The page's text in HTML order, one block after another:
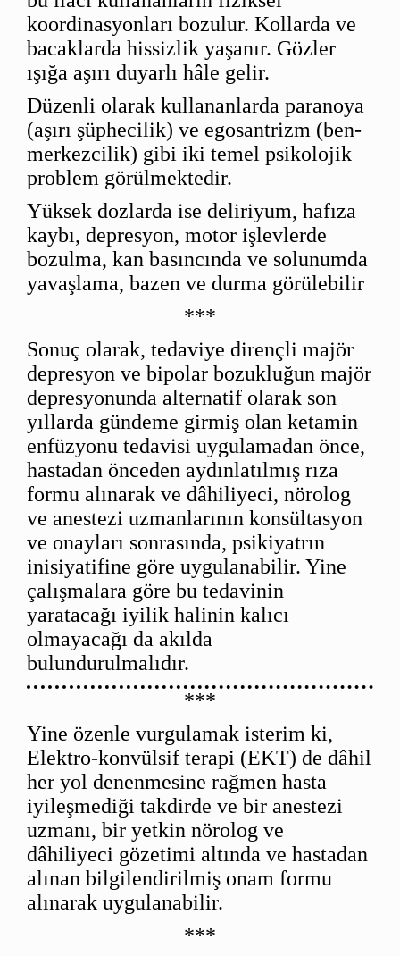
koordinasyonları bozulur. Kollarda ve
bacaklarda hissizlik yaşanır. Gözler
ışığa aşırı duyarlı hâle gelir.
Düzenli olarak kullananlarda paranoya
(aşırı şüphecilik) ve egosantrizm (ben-
merkezcilik) gibi iki temel psikolojik
problem görülmektedir.
Yüksek dozlarda ise deliriyum, hafıza
kaybı, depresyon, motor işlevlerde
bozulma, kan basıncında ve solunumda
yavaşlama, bazen ve durma görülebilir
***
Sonuç olarak, tedaviye dirençli majör
depresyon ve bipolar bozukluğun majör
depresyonunda alternatif olarak son
yıllarda gündeme girmiş olan ketamin
enfüzyonu tedavisi uygulamadan önce,
hastadan önceden aydınlatılmış rıza
formu alınarak ve dâhiliyeci, nörolog
ve anestezi uzmanlarının konsültasyon
ve onayları sonrasında, psikiyatrın
inisiyatifine göre uygulanabilir. Yine
çalışmalara göre bu tedavinin
yaratacağı iyilik halinin kalıcı
olmayacağı da akılda
bulundurulmalıdır.
***
Yine özenle vurgulamak isterim ki,
Elektro-konvülsif terapi (EKT) de dâhil
her yol denenmesine rağmen hasta
iyileşmediği takdirde ve bir anestezi
uzmanı, bir yetkin nörolog ve
dâhiliyeci gözetimi altında ve hastadan
alınan bilgilendirilmiş onam formu
alınarak uygulanabilir.
***